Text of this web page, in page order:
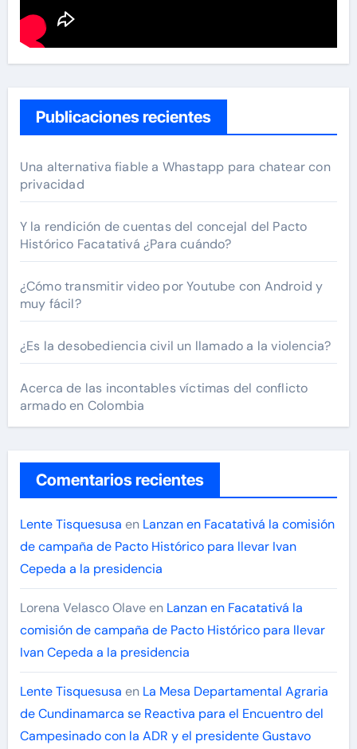
Publicaciones recientes
Una alternativa fiable a Whastapp para chatear con
privacidad
Y la rendición de cuentas del concejal del Pacto
Histórico Facatativá ¿Para cuándo?
¿Cómo transmitir video por Youtube con Android y
muy fácil?
¿Es la desobediencia civil un llamado a la violencia?
Acerca de las incontables víctimas del conflicto
armado en Colombia
Comentarios recientes
Lente Tisquesusa en Lanzan en Facatativá la comisión
de campaña de Pacto Histórico para llevar Ivan
Cepeda a la presidencia
Lorena Velasco Olaveen Lanzan en Facatativá la
comisión de campaña de Pacto Histórico para llevar
Ivan Cepeda a la presidencia
Lente Tisquesusa en La Mesa Departamental Agraria
de Cundinamarca se Reactiva para el Encuentro del
Campesinado con la ADR y el presidente Gustavo